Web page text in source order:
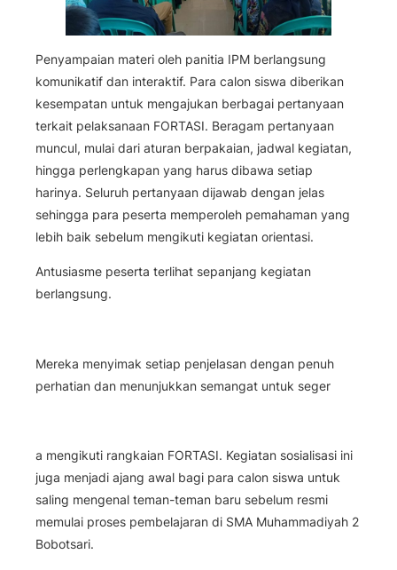
Penyampaian materi oleh panitia IPM berlangsung
komunikatif dan interaktif. Para calon siswa diberikan
kesempatan untuk mengajukan berbagai pertanyaan
terkait pelaksanaan FORTASI. Beragam pertanyaan
muncul, mulai dari aturan berpakaian, jadwal kegiatan,
hingga perlengkapan yang harus dibawa setiap
harinya. Seluruh pertanyaan dijawab dengan jelas
sehingga para peserta memperoleh pemahaman yang
lebih baik sebelum mengikuti kegiatan orientasi.
Antusiasme peserta terlihat sepanjang kegiatan
berlangsung.
Mereka menyimak setiap penjelasan dengan penuh
perhatian dan menunjukkan semangat untuk seger
a mengikuti rangkaian FORTASI. Kegiatan sosialisasi ini
juga menjadi ajang awal bagi para calon siswa untuk
saling mengenal teman-teman baru sebelum resmi
memulai proses pembelajaran di SMA Muhammadiyah 2
Bobotsari.